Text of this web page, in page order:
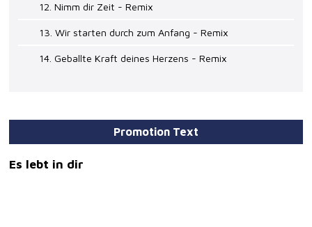
12. Nimm dir Zeit - Remix
13. Wir starten durch zum Anfang - Remix
14. Geballte Kraft deines Herzens - Remix
Promotion Text
Es lebt in dir